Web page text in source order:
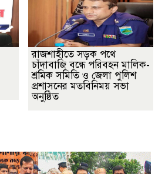
রাজশাহীতে সড়ক পথে
চাঁদাবাজি বন্ধে পরিবহন মালিক-
শ্রমিক সমিতি ও জেলা পুলিশ
প্রশাসনের মতবিনিময় সভা
অনুষ্ঠিত